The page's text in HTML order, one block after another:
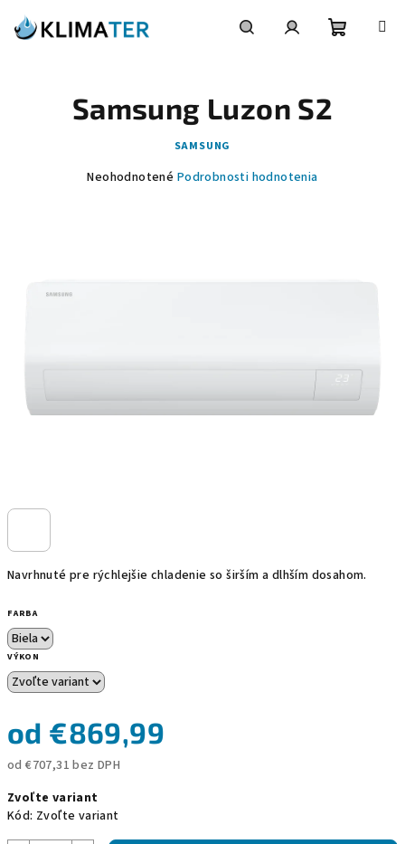
obsah
Navrhnuté pre rýchlejšie chladenie so širším a dlhším dosahom.
FARBA
VÝKON
od €869,99
od€707,31 bez DPH
cena:
Zvoľte variant
Kód: Zvoľte variant
Samsung Luzon S2
SAMSUNG
Priemerné
Neohodnotené Podrobnosti hodnotenia